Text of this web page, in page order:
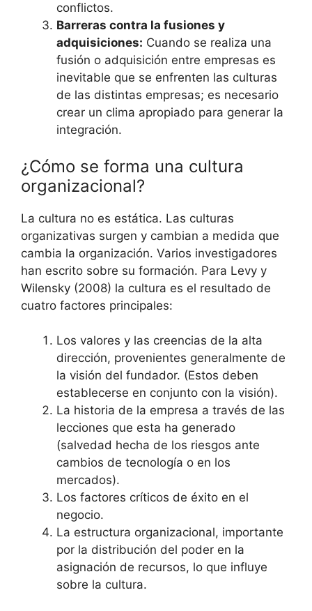
conflictos.
Barreras contra la fusiones y
adquisiciones: Cuando se realiza una
fusión o adquisición entre empresas es
inevitable que se enfrenten las culturas
de las distintas empresas; es necesario
crear un clima apropiado para generar la
integración.
¿Cómo se forma una cultura
organizacional?
La cultura no es estática. Las culturas
organizativas surgen y cambian a medida que
cambia la organización. Varios investigadores
han escrito sobre su formación. Para Levy y
Wilensky (2008) la cultura es el resultado de
cuatro factores principales:
Los valores y las creencias de la alta
dirección, provenientes generalmente de
la visión del fundador. (Estos deben
establecerse en conjunto con la visión).
La historia de la empresa a través de las
lecciones que esta ha generado
(salvedad hecha de los riesgos ante
cambios de tecnología o en los
mercados).
Los factores críticos de éxito en el
negocio.
La estructura organizacional, importante
por la distribución del poder en la
asignación de recursos, lo que influye
sobre la cultura.